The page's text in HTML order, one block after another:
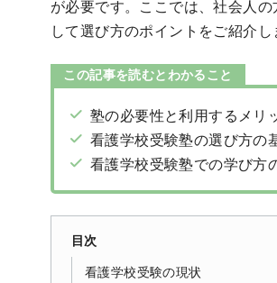
が必要です。ここでは、社会人
して選び方のポイントをご紹介し
この記事を読むとわかること
塾の必要性と利用するメリ
看護学校受験塾の選び方の
看護学校受験塾での学び方
目次
看護学校受験の現状